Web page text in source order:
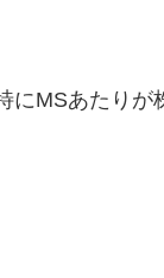
にMSあたりが